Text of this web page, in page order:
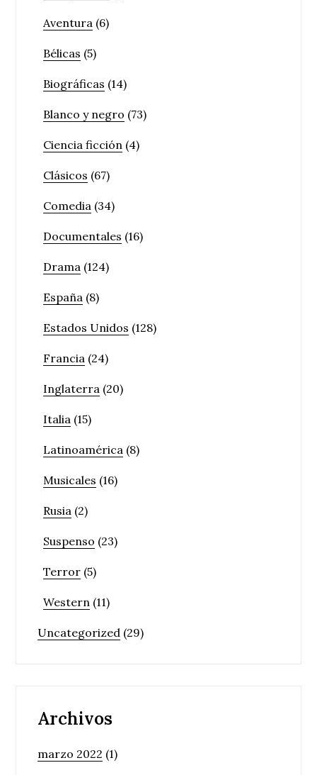
Aventura (6)
Bélicas (5)
Biográficas (14)
Blanco y negro (73)
Ciencia ficción (4)
Clásicos (67)
Comedia (34)
Documentales (16)
Drama (124)
España (8)
Estados Unidos (128)
Francia (24)
Inglaterra (20)
Italia (15)
Latinoamérica (8)
Musicales (16)
Rusia (2)
Suspenso (23)
Terror (5)
Western (11)
Uncategorized (29)
Archivos
marzo 2022 (1)